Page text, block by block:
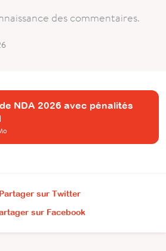
des commentaires.
NDA 2026 avec pénalités
Partager sur Twitter
sur Facebook